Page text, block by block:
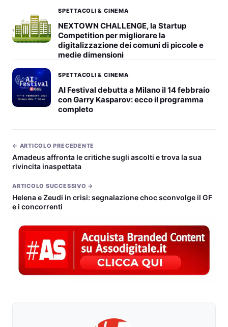
SPETTACOLI & CINEMA
NEXTOWN CHALLENGE, la Startup
Competition per migliorare la
digitalizzazione dei comuni di piccole e
medie dimensioni
SPETTACOLI & CINEMA
AI Festival debutta a Milano il 14 febbraio
con Garry Kasparov: ecco il programma
completo
← ARTICOLO PRECEDENTE
Amadeus affronta le critiche sugli ascolti e trova la sua
rivincita inaspettata
ARTICOLO SUCCESSIVO →
Helena e Zeudi in crisi: segnalazione choc sconvolge il GF
e i concorrenti